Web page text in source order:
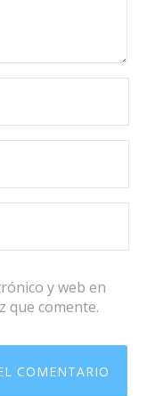
y web en
que comente.